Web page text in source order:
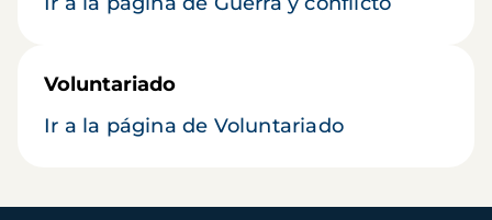
Voluntariado
Ir a la página de Voluntariado